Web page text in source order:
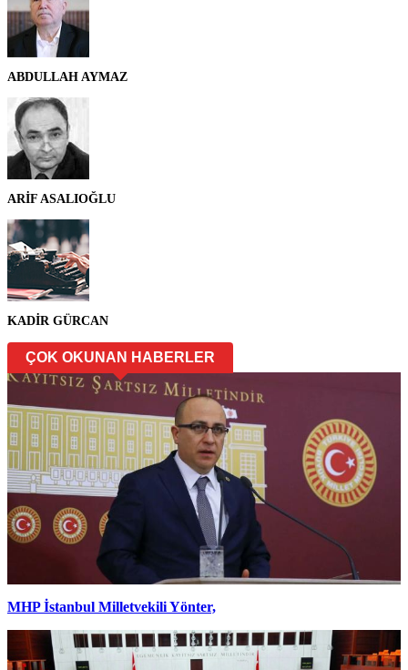
ABDULLAH AYMAZ
ARİF ASALIOĞLU
KADİR GÜRCAN
ÇOK OKUNAN HABERLER
MHP İstanbul Milletvekili Yönter,